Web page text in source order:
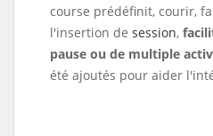
course prédéfinit, courir,
l'insertion de session,
pause ou de multiple
été ajoutés pour aider